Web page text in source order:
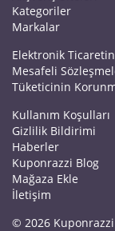
Kategoriler
Markalar
Elektronik
Mesafeli
Tüketicinin
Kullanım Koşulları
Gizlilik Bildirimi
Haberler
Kuponrazzi Blog
Mağaza Ekle
İletişim
© 2026 Kuponrazzi